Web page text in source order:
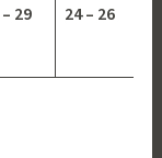
29 24 – 26